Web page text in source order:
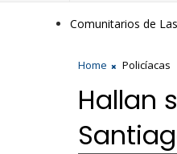
Comunitarios de
Home Policíacas
Hallan